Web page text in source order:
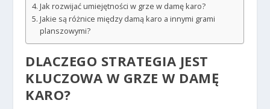
Jak rozwijać umiejętności w grze w damę karo?
Jakie są różnice między damą karo a innymi grami
planszowymi?
DLACZEGO STRATEGIA JEST
KLUCZOWA W GRZE W DAMĘ
KARO?